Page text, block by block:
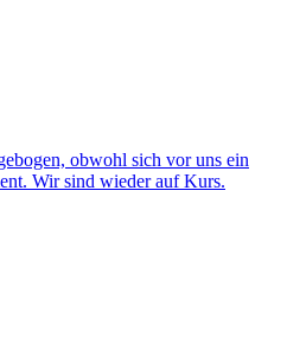
obwohl sich vor uns ein
Wir sind wieder auf Kurs.